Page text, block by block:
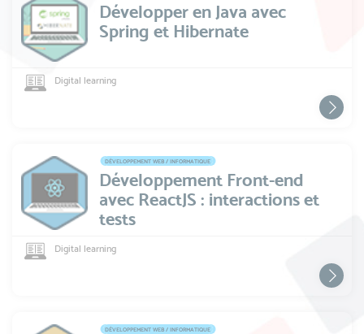
Développer en Java avec
Spring et Hibernate
Digital learning
DÉVELOPPEMENT WEB / INFORMATIQUE
Développement Front-end
avec ReactJS : interactions et
tests
Digital learning
DÉVELOPPEMENT WEB / INFORMATIQUE